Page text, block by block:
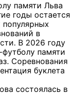
памяти Льва
годы остается
в
В 2026 году
памяти
Соревнования
буклета
состоялась в